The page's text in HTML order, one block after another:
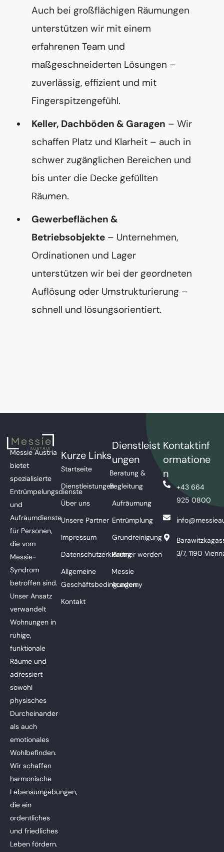
Auch bei großflächigen Räumungen
unterstützen wir mit einem
erfahrenen Team und
maßgeschneiderten Lösungen –
zuverlässig, effizient und mit
Fingerspitzengefühl.
Keller, Dachböden & Garagen – Wir
schaffen Platz und Klarheit – auch in
schwer zugänglichen Bereichen und
bis unter die Decke gefüllten
Räumen.
Gewerbeflächen &
Betriebsobjekte – Unternehmen,
Ordinationen und Lager
unterstützen wir bei der geordneten
Auflösung oder Umstrukturierung –
schnell und lösungsorientiert.
Messie Austria
bietet
spezialisierte
Entrümpelungsdienste
und
Aufräumdienste
für Personen,
die vom
Messie-
Syndrom
betroffen sind.
Unser Ansatz
verwandelt
Wohnungen in
ruhige,
funktionale
Räume und
adressiert
sowohl
physisches
Durcheinander
als auch
emotionales
Wohlbefinden.
Wir schaffen
harmonische
Lebensumgebungen,
die ein
ordentliches
und friedliches
Leben fördern.
Kurze Links
Startseite
Dienstleistungen
Über uns
Unsere Partner
Impressum
Datenschutzerklärung
Allgemeine
Geschäftsbedingungen
Kontakt
Dienstleist
ungen
Beratung &
Begleitung
Aufräumung
Entrümplung
Grundreinigung
Partner werden
Messie
Academy
Kontaktinf
ormatione
n
+43 664
925 0800
3/7, 1190